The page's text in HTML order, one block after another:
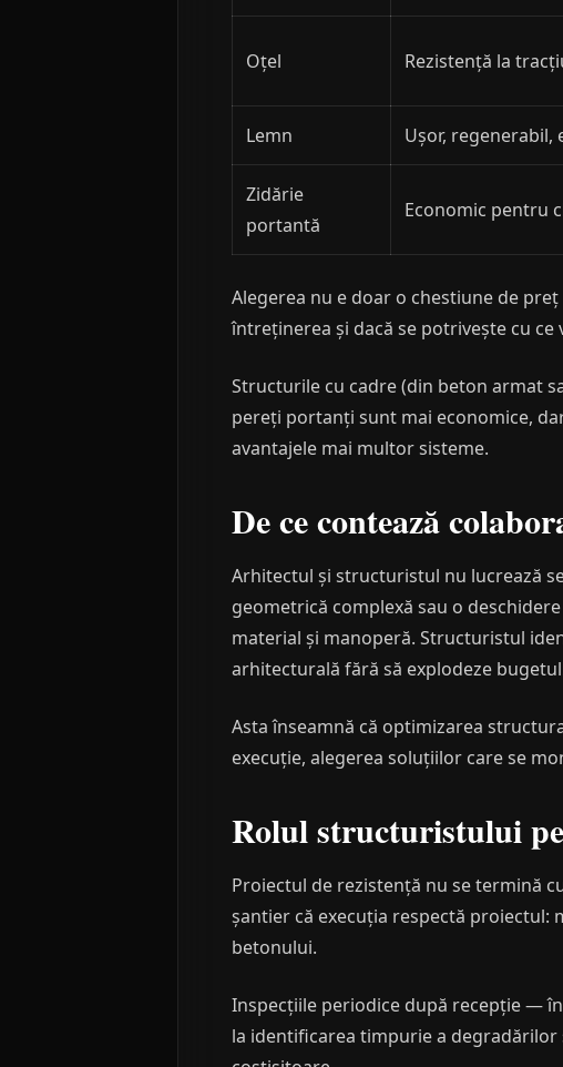
Oțel Rezistență la
Lemn Ușor, regenerabil,
Zidărie
portantă
Economic pentru
Alegerea nu e doar o chestiune de
întreținerea și dacă se potrivește cu
Structurile cu cadre (din beton armat
pereți portanți sunt mai economice,
avantajele mai multor sisteme.
De ce contează
Arhitectul și structuristul nu lucrează
geometrică complexă sau o
material și manoperă. Structuristul
arhitecturală fără să explodeze
Asta înseamnă că optimizarea
execuție, alegerea soluțiilor care se
Rolul structuristului
Proiectul de rezistență nu se termină
șantier că execuția respectă proiectul:
betonului.
Inspecțiile periodice după recepție —
la identificarea timpurie a